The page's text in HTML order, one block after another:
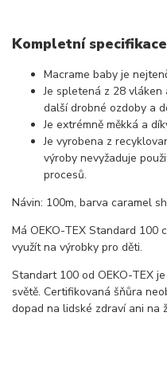
Kompletní specifikace
Macrame baby je
Je spletená z 28 vláken
další drobné ozdoby a
Je extrémně měkká a
Je vyrobena z
výroby nevyžaduje
procesů.
Návin: 100m, barva caramel
Má OEKO-TEX Standard 100
využít na výrobky pro děti.
Standart 100 od OEKO-TEX
světě. Certifikovaná šňůra
dopad na lidské zdraví ani na